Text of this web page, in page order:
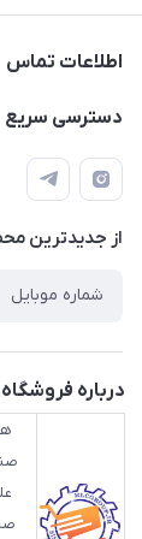
اطلاعات تماس
88843088 - 88843137 - 88843025 - 88848075
تهران، بهار
دسترسی سریع
حساب کاربری
لیست محصولات
تماس با ما
از جدید‌ترین
درباره فروشگاه